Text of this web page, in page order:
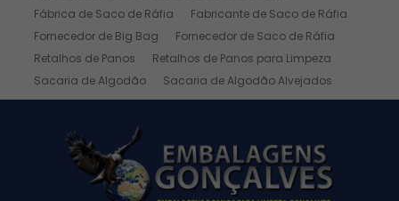
Fábrica de Saco de Ráfia
Fabricante de Saco de Ráfia
Fornecedor de Big Bag
Fornecedor de Saco de Ráfia
Retalhos de Panos
Retalhos de Panos para Limpeza
Sacaria de Algodão
Sacaria de Algodão Alvejados
Sacaria de Ráfia
Sacaria de Rafia Laminada
Saco de Rafia
Saco de Rafia 100 Kg
Saco de Rafia 20kg
Saco de Ráfia 25 Kg
Saco de Ráfia 30 Kg
Saco de Rafia 40 Kg